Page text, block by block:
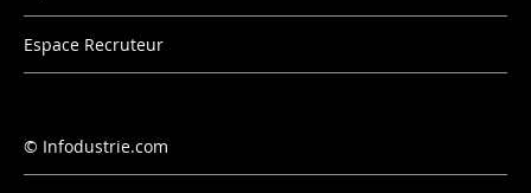
Espace Recruteur
Infodustrie.com